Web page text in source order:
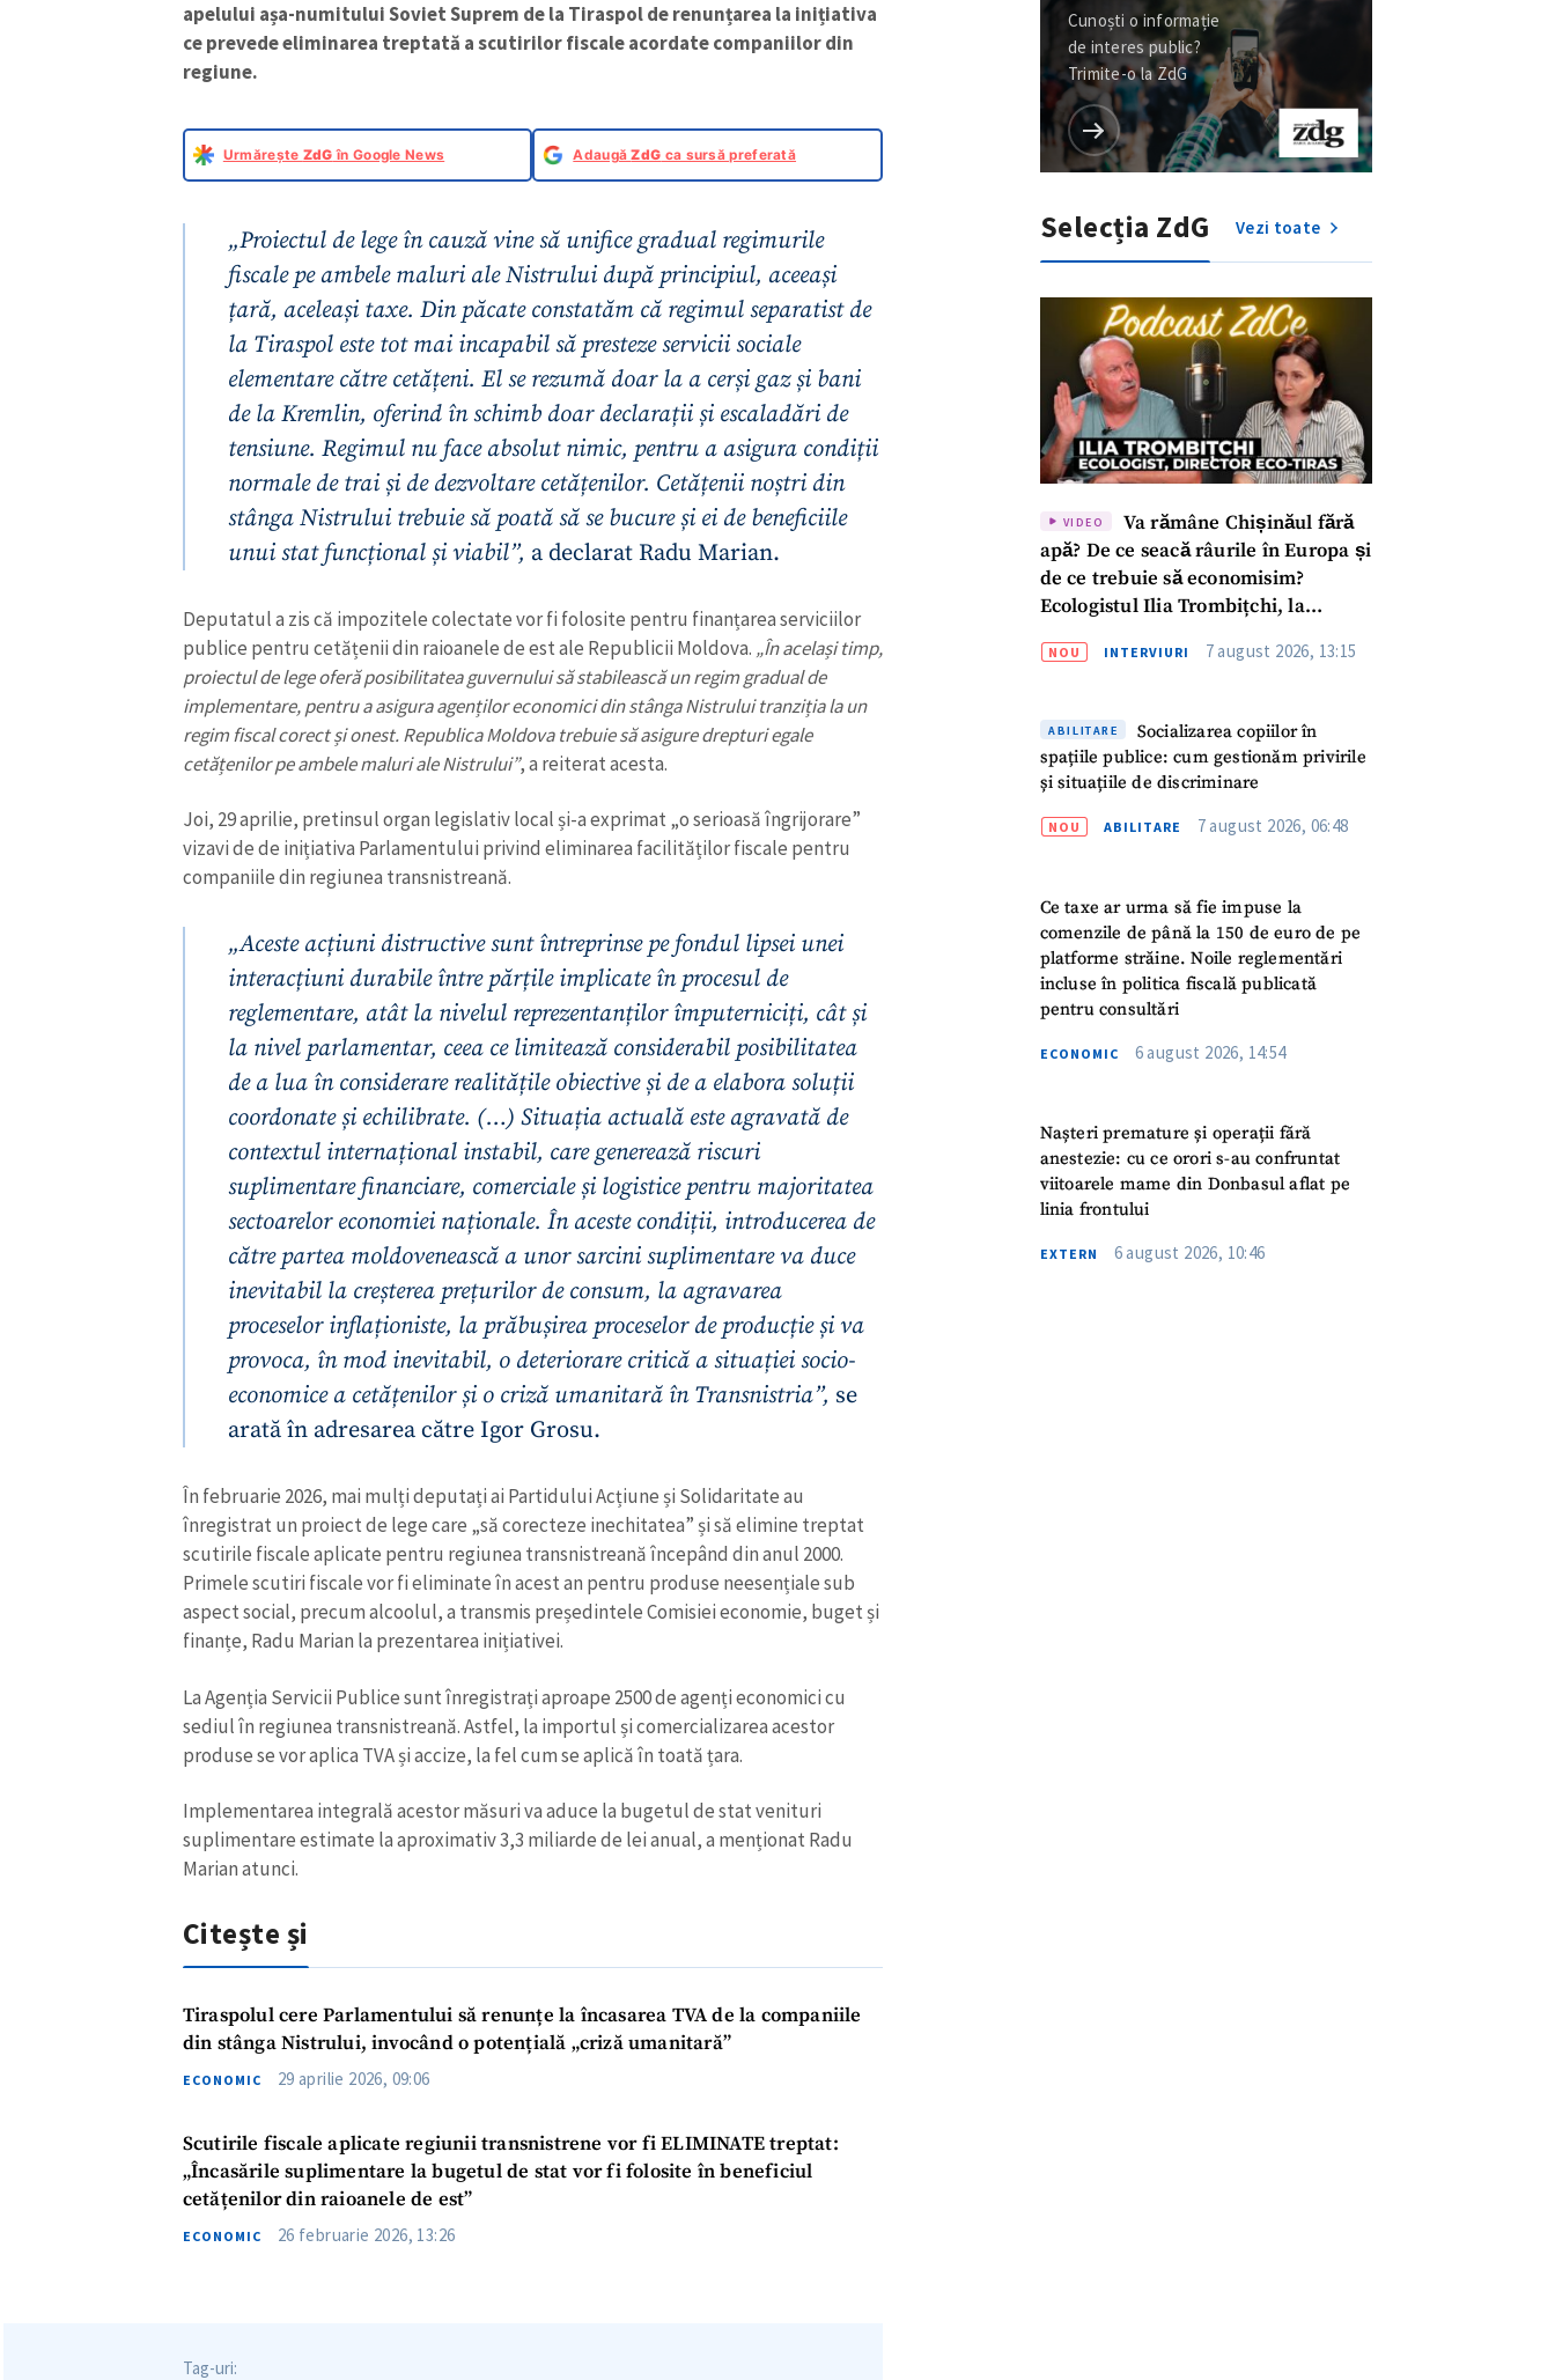
apelului așa-numitului Soviet Suprem de la Tiraspol de renunțarea la inițiativa
ce prevede eliminarea treptată a scutirilor fiscale acordate companiilor din
regiune.
Urmărește ZdG în Google News AdaugăZdG ca sursă preferată
„Proiectul de lege în cauză vine să unifice gradual regimurile
fiscale pe ambele maluri ale Nistrului după principiul, aceeași
țară, aceleași taxe. Din păcate constatăm că regimul separatist de
la Tiraspol este tot mai incapabil să presteze servicii sociale
elementare către cetățeni. El se rezumă doar la a cerși gaz și bani
de la Kremlin, oferind în schimb doar declarații și escaladări de
tensiune. Regimul nu face absolut nimic, pentru a asigura condiții
normale de trai și de dezvoltare cetățenilor. Cetățenii noștri din
stânga Nistrului trebuie să poată să se bucure și ei de beneficiile
unui stat funcțional și viabil”, a declarat Radu Marian.
Deputatul a zis că impozitele colectate vor fi folosite pentru finanțarea serviciilor
publice pentru cetățenii din raioanele de est ale Republicii Moldova. „În același timp,
proiectul de lege oferă posibilitatea guvernului să stabilească un regim gradual de
implementare, pentru a asigura agenților economici din stânga Nistrului tranziția la un
regim fiscal corect și onest. Republica Moldova trebuie să asigure drepturi egale
cetățenilor pe ambele maluri ale Nistrului”, a reiterat acesta.
Joi, 29 aprilie, pretinsul organ legislativ local și-a exprimat „o serioasă îngrijorare”
vizavi de de inițiativa Parlamentului privind eliminarea facilităților fiscale pentru
companiile din regiunea transnistreană.
„Aceste acțiuni distructive sunt întreprinse pe fondul lipsei unei
interacțiuni durabile între părțile implicate în procesul de
reglementare, atât la nivelul reprezentanților împuterniciți, cât și
la nivel parlamentar, ceea ce limitează considerabil posibilitatea
de a lua în considerare realitățile obiective și de a elabora soluții
coordonate și echilibrate. (…) Situația actuală este agravată de
contextul internațional instabil, care generează riscuri
suplimentare financiare, comerciale și logistice pentru majoritatea
sectoarelor economiei naționale. În aceste condiții, introducerea de
către partea moldovenească a unor sarcini suplimentare va duce
inevitabil la creșterea prețurilor de consum, la agravarea
proceselor inflaționiste, la prăbușirea proceselor de producție și va
provoca, în mod inevitabil, o deteriorare critică a situației socio-
economice a cetățenilor și o criză umanitară în Transnistria”, se
arată în adresarea către Igor Grosu.
În februarie 2026, mai mulți deputați ai Partidului Acțiune și Solidaritate au
înregistrat un proiect de lege care „să corecteze inechitatea” și să elimine treptat
scutirile fiscale aplicate pentru regiunea transnistreană începând din anul 2000.
Primele scutiri fiscale vor fi eliminate în acest an pentru produse neesențiale sub
aspect social, precum alcoolul, a transmis președintele Comisiei economie, buget și
finanțe, Radu Marian la prezentarea inițiativei.
La Agenția Servicii Publice sunt înregistrați aproape 2500 de agenți economici cu
sediul în regiunea transnistreană. Astfel, la importul și comercializarea acestor
produse se vor aplica TVA și accize, la fel cum se aplică în toată țara.
Implementarea integrală acestor măsuri va aduce la bugetul de stat venituri
suplimentare estimate la aproximativ 3,3 miliarde de lei anual, a menționat Radu
Marian atunci.
Citește și
Tiraspolul cere Parlamentului să renunțe la încasarea TVA de la companiile
din stânga Nistrului, invocând o potențială „criză umanitară”
ECONOMIC 29 aprilie 2026, 09:06
Scutirile fiscale aplicate regiunii transnistrene vor fi ELIMINATE treptat:
„Încasările suplimentare la bugetul de stat vor fi folosite în beneficiul
cetățenilor din raioanele de est”
ECONOMIC 26 februarie 2026, 13:26
Tag-uri:
Cunoști o informație
de interes public?
Trimite-o la ZdG
Selecția ZdG Vezi toate
VIDEO
Va rămâne Chișinăul fără
apă? De ce seacă râurile în Europa și
de ce trebuie să economisim?
Ecologistul Ilia Trombițchi, la
NOU INTERVIURI 7 august 2026, 13:15
ABILITARE
Socializarea copiilor în
spațiile publice: cum gestionăm privirile
și situațiile de discriminare
NOU ABILITARE 7 august 2026, 06:48
Ce taxe ar urma să fie impuse la
comenzile de până la 150 de euro de pe
platforme străine. Noile reglementări
incluse în politica fiscală publicată
pentru consultări
ECONOMIC 6 august 2026, 14:54
Nașteri premature și operații fără
anestezie: cu ce orori s-au confruntat
viitoarele mame din Donbasul aflat pe
linia frontului
EXTERN 6 august 2026, 10:46
ȘTIREA MEA
Titlu știre + Adaugă titlu
Link media + Link media
+ Mesajul știrei
+ Numele meu
+ Emailul meu
Am citit și sunt de acord cupolitica de
TRIMITE ȘTIREA